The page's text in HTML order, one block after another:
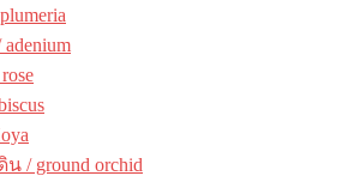
/ ground orchid